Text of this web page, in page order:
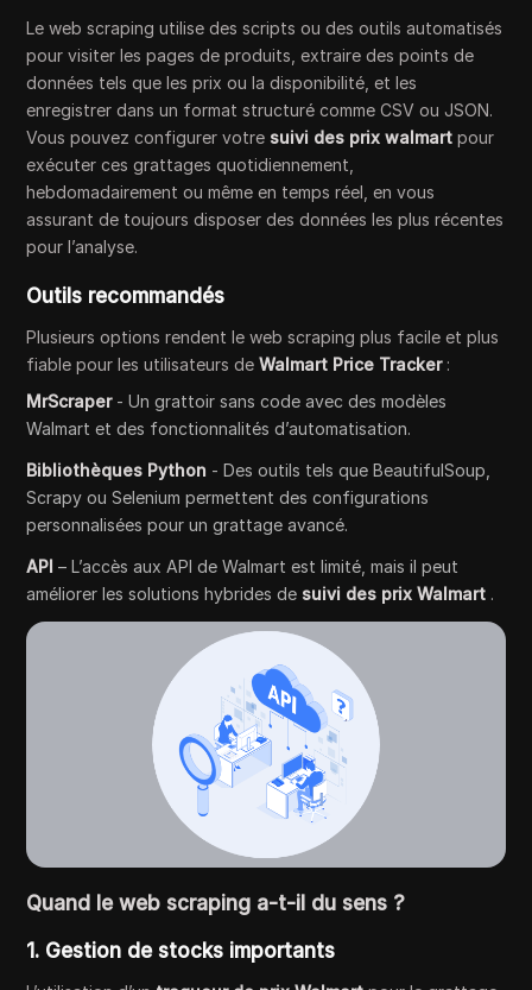
Le web scraping utilise des scripts ou des outils automatisés
pour visiter les pages de produits, extraire des points de
données tels que les prix ou la disponibilité, et les
enregistrer dans un format structuré comme CSV ou JSON.
Vous pouvez configurer votre suivi des prix walmart pour
exécuter ces grattages quotidiennement,
hebdomadairement ou même en temps réel, en vous
assurant de toujours disposer des données les plus récentes
pour l’analyse.
Outils recommandés
Plusieurs options rendent le web scraping plus facile et plus
fiable pour les utilisateurs deWalmart Price Tracker:
MrScraper- Un grattoir sans code avec des modèles
Walmart et des fonctionnalités d’automatisation.
Bibliothèques Python - Des outils tels que BeautifulSoup,
Scrapy ou Selenium permettent des configurations
personnalisées pour un grattage avancé.
API – L’accès aux API de Walmart est limité, mais il peut
améliorer les solutions hybrides de suivi des prix Walmart .
Quand le web scraping a-t-il du sens ?
1. Gestion de stocks importants